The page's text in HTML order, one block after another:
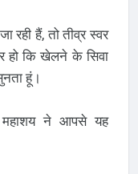
रही हैं, तो तीव्र स्वर
हो कि खेलने के सिवा
हूं।
महाशय ने आपसे यह